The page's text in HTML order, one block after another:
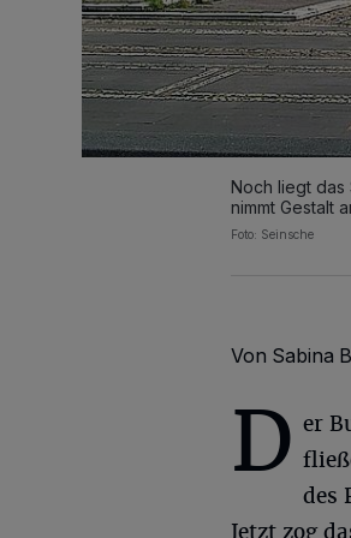
Noch liegt das
nimmt Gestalt
Foto: Seinsche
Von Sabina
D er
des
Jetzt zog